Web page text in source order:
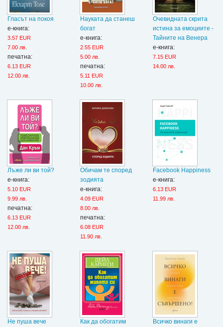
Гласът на покоя
е-книга:
3.57 EUR
7.00 лв.
печатна:
6.13 EUR
12.00 лв.
Науката да станеш
богат
е-книга:
2.55 EUR
5.00 лв.
печатна:
5.11 EUR
10.00 лв.
Очевидната скрита
истина за емоциите -
Тайните на Венера
е-книга:
7.15 EUR
14.00 лв.
Лъже ли ви той?
е-книга:
5.10 EUR
9.99 лв.
печатна:
6.13 EUR
12.00 лв.
Обичам те според
зодията
е-книга:
4.09 EUR
8.00 лв.
печатна:
6.08 EUR
11.90 лв.
Facebook Happiness
е-книга:
6.13 EUR
11.99 лв.
Не пуша вече
Как да обогатим
Всичко винаги е